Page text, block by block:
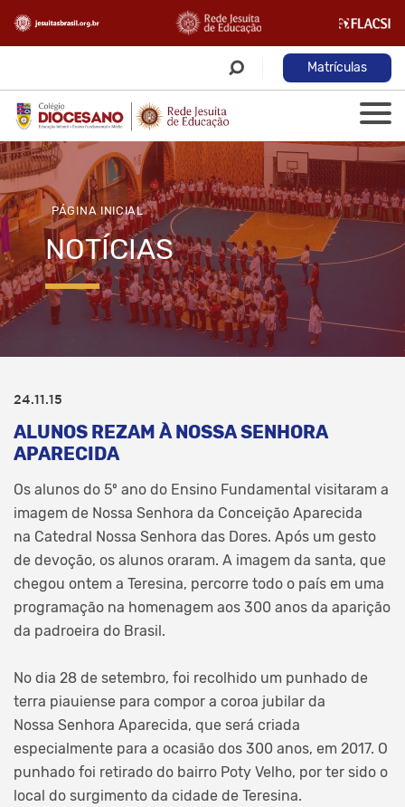
Matrículas
PÁGINA INICIAL
NOTÍCIAS
24.11.15
ALUNOS REZAM À NOSSA SENHORA
APARECIDA
Os alunos do 5º ano do Ensino Fundamental visitaram a
imagem de Nossa Senhora da Conceição Aparecida
na Catedral Nossa Senhora das Dores. Após um gesto
de devoção, os alunos oraram. A imagem da santa, que
chegou ontem a Teresina, percorre todo o país em uma
programação na homenagem aos 300 anos da aparição
da padroeira do Brasil.
No dia 28 de setembro, foi recolhido um punhado de
terra piauiense para compor a coroa jubilar da
Nossa Senhora Aparecida, que será criada
especialmente para a ocasião dos 300 anos, em 2017. O
punhado foi retirado do bairro Poty Velho, por ter sido o
local do surgimento da cidade de Teresina.